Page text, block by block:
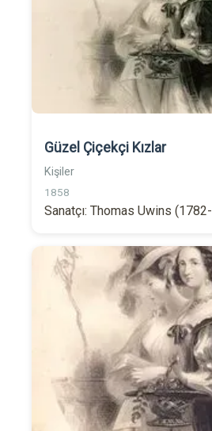
Güzel Çiçekçi Kızlar
Kişiler
1858
Sanatçı: Thomas Uwins